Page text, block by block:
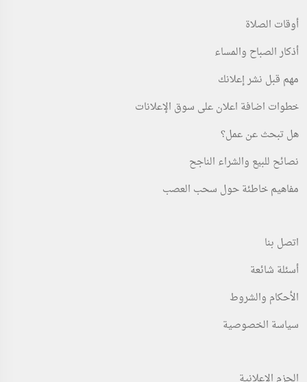
أوقات الصلاة
أذكار الصباح والمساء
مهم قبل نشر إعلانك
خطوات اضافة اعلان على سوق الإعلانات
هل تبحث عن عمل؟
نصائح للبيع والشراء الناجح
مفاهيم خاطئة حول سحب العصب
اتصل بنا
أسئلة شائعة
الأحكام والشروط
سياسة الخصوصية